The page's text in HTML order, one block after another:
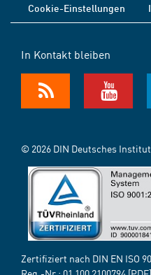
Cookie-Einstellungen
In Kontakt bleiben
© 2026 DIN Deutsches
Zertifiziert nach DIN EN ISO